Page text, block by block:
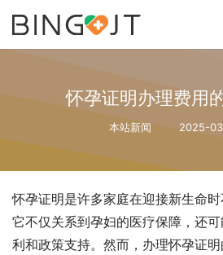
怀孕证明办理费用
本站新闻 2025-
怀孕证明是许多家庭在迎接新生命时
它不仅关系到孕妇的医疗保障，还
利和政策支持。然而，办理怀孕证